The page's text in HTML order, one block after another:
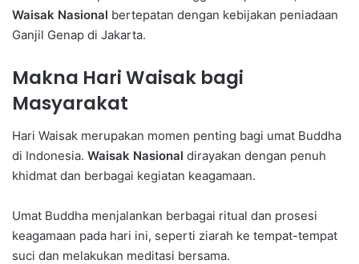
Waisak Nasional bertepatan dengan kebijakan peniadaan
Ganjil Genap di Jakarta.
Makna Hari Waisak bagi
Masyarakat
Hari Waisak merupakan momen penting bagi umat Buddha
di Indonesia. Waisak Nasional dirayakan dengan penuh
khidmat dan berbagai kegiatan keagamaan.
Umat Buddha menjalankan berbagai ritual dan prosesi
keagamaan pada hari ini, seperti ziarah ke tempat-tempat
suci dan melakukan meditasi bersama.